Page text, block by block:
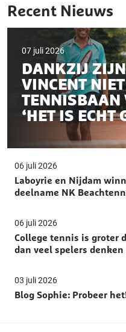
Recent Nieuws
07 juli 2026
DANKZIJ
VINCENT
TENNISBAAN
‘HET IS ECHT
06 juli 2026
Laboyrie en Nijdam
deelname NK
06 juli 2026
College tennis is groter
dan veel spelers denken
03 juli 2026
Blog Sophie: Probeer